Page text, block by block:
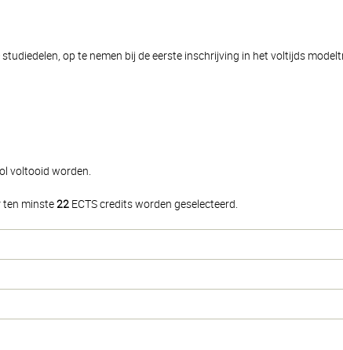
op te nemen bij de eerste inschrijving in het voltijds
voltooid worden.
ten minste22 ECTS credits worden geselecteerd.